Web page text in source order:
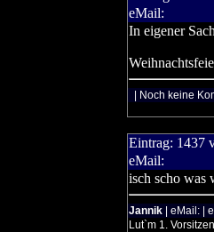
eMail:
In eigener
| Noch keine
Eintrag: 1437
eMail:
isch scho was
Jannik | eMail: |
Lut`m 1.